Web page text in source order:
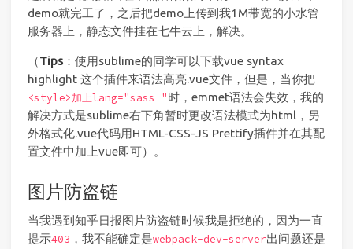
demo就完工了，之后把demo上传到我1M带宽的小水管
服务器上，静态文件挂在七牛云上，解决。
（Tips ：使用sublime的同学可以下载vue syntax
highlight 这个插件来语法高亮.vue文件，但是，当你把
<style>加上lang="sass "时，emmet语法会失效，我的
解决方式是sublime右下角暂时更改语法模式为html，另
外格式化.vue代码用HTML-CSS-JS Prettify插件并在其配
置文件中加上vue即可）。
图片防盗链
当我遇到知乎日报图片防盗链时候我是拒绝的，因为一直
提示403 ，我不能确定是webpack-dev-server出问题还是